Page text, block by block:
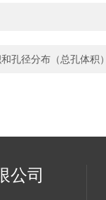
孔径分布（总孔体积
公司